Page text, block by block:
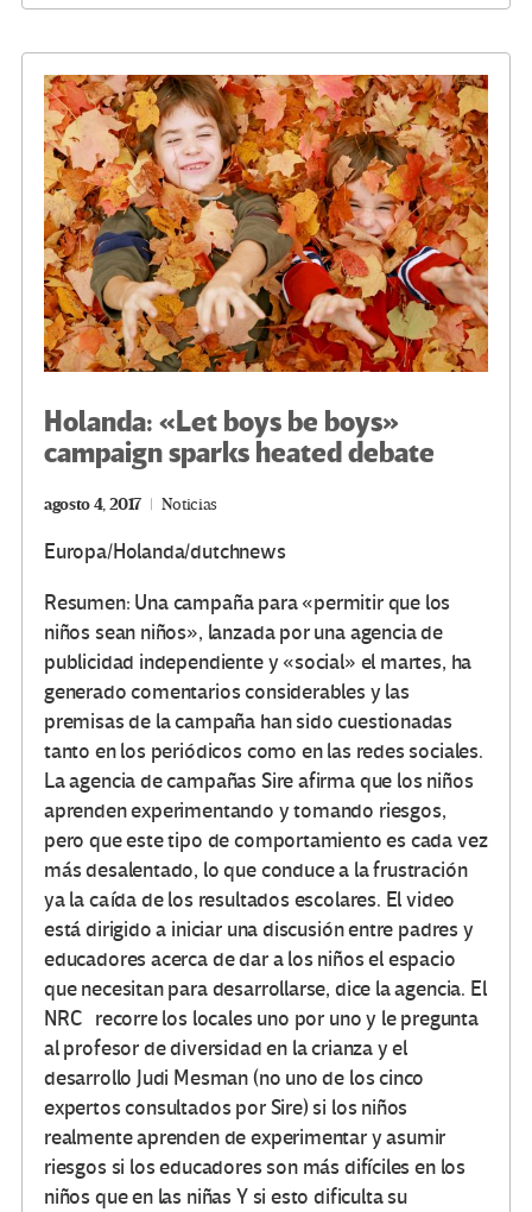
o
k
m n
ar
tir
Holanda: «Let boys be boys»
campaign sparks heated debate
agosto 4, 2017 Noticias
Europa/Holanda/dutchnews
Resumen: Una campaña para «permitir que los
niños sean niños», lanzada por una agencia de
publicidad independiente y «social» el martes, ha
generado comentarios considerables y las
premisas de la campaña han sido cuestionadas
tanto en los periódicos como en las redes sociales.
La agencia de campañas Sire afirma que los niños
aprenden experimentando y tomando riesgos,
pero que este tipo de comportamiento es cada vez
más desalentado, lo que conduce a la frustración
ya la caída de los resultados escolares. El video
está dirigido a iniciar una discusión entre padres y
educadores acerca de dar a los niños el espacio
que necesitan para desarrollarse, dice la agencia. El
NRC recorre los locales uno por uno y le pregunta
al profesor de diversidad en la crianza y el
desarrollo Judi Mesman (no uno de los cinco
expertos consultados por Sire) si los niños
realmente aprenden de experimentar y asumir
riesgos si los educadores son más difíciles en los
niños que en las niñas Y si esto dificulta su